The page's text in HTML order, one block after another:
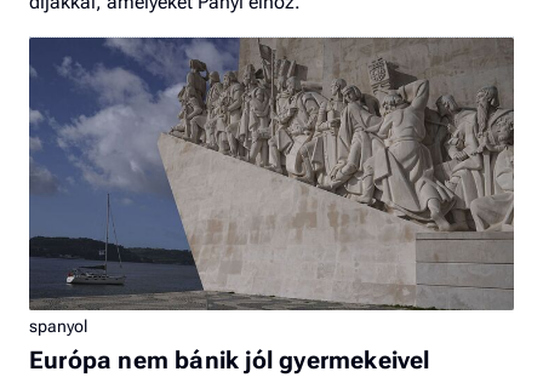
spanyol
Európa nem bánik jól gyermekeivel